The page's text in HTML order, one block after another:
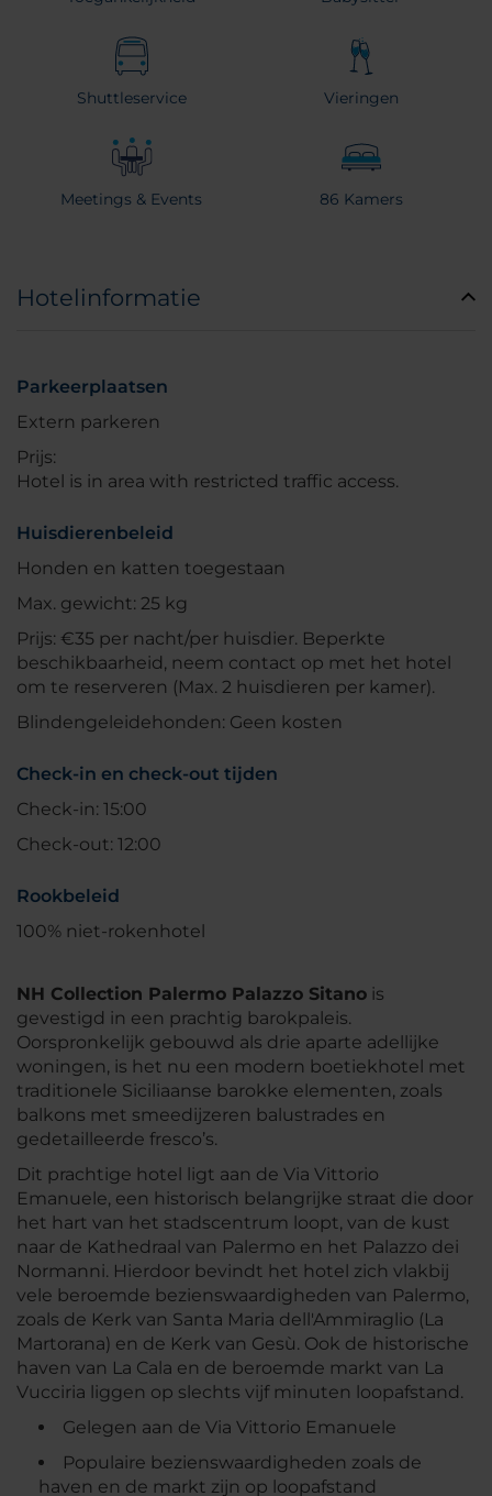
Shuttleservice Vieringen
Meetings & Events 86 Kamers
Hotelinformatie
Parkeerplaatsen
Extern parkeren
Prijs:
Hotel is in area with restricted traffic access.
Huisdierenbeleid
Honden en katten toegestaan
Max. gewicht: 25 kg
Prijs: €35 per nacht/per huisdier. Beperkte
beschikbaarheid, neem contact op met het hotel
om te reserveren (Max. 2 huisdieren per kamer).
Blindengeleidehonden: Geen kosten
Check-in en check-out tijden
Check-in: 15:00
Check-out: 12:00
Rookbeleid
100% niet-rokenhotel
NH Collection Palermo Palazzo Sitano is
gevestigd in een prachtig barokpaleis.
Oorspronkelijk gebouwd als drie aparte adellijke
woningen, is het nu een modern boetiekhotel met
traditionele Siciliaanse barokke elementen, zoals
balkons met smeedijzeren balustrades en
gedetailleerde fresco’s.
Dit prachtige hotel ligt aan de Via Vittorio
Emanuele, een historisch belangrijke straat die door
het hart van het stadscentrum loopt, van de kust
naar de Kathedraal van Palermo en het Palazzo dei
Normanni. Hierdoor bevindt het hotel zich vlakbij
vele beroemde bezienswaardigheden van Palermo,
zoals de Kerk van Santa Maria dell'Ammiraglio (La
Martorana) en de Kerk van Gesù. Ook de historische
haven van La Cala en de beroemde markt van La
Vucciria liggen op slechts vijf minuten loopafstand.
Gelegen aan de Via Vittorio Emanuele
Populaire bezienswaardigheden zoals de
haven en de markt zijn op loopafstand